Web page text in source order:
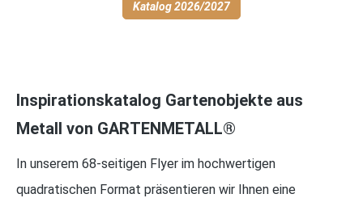
Katalog 2026/2027
Inspirationskatalog Gartenobjekte aus
Metall von GARTENMETALL®
In unserem 68-seitigen Flyer im hochwertigen
quadratischen Format präsentieren wir Ihnen eine